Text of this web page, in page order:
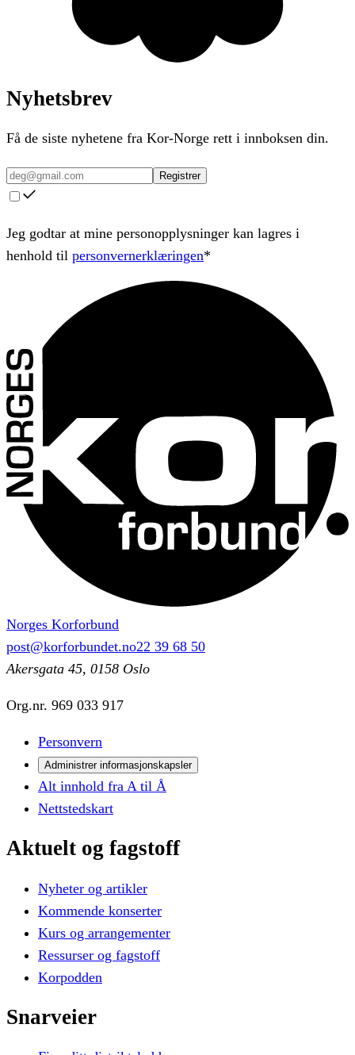
Nyhetsbrev
Få de siste nyhetene fra Kor-Norge rett i innboksen din.
Registrer
Jeg godtar at mine personopplysninger kan lagres i
henhold til personvernerklæringen*
Norges Korforbund
post@korforbundet.no22 39 68 50
Akersgata 45, 0158 Oslo
Org.nr. 969 033 917
Personvern
Administrer informasjonskapsler
Alt innhold fra A til Å
Nettstedskart
Aktuelt og fagstoff
Nyheter og artikler
Kommende konserter
Kurs og arrangementer
Ressurser og fagstoff
Korpodden
Snarveier